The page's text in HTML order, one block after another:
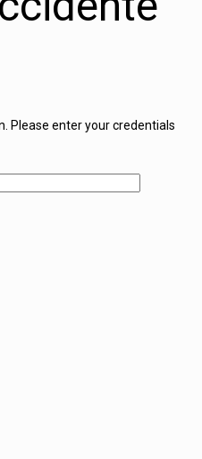
Please enter your credentials